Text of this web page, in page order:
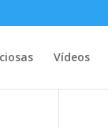
Vídeos